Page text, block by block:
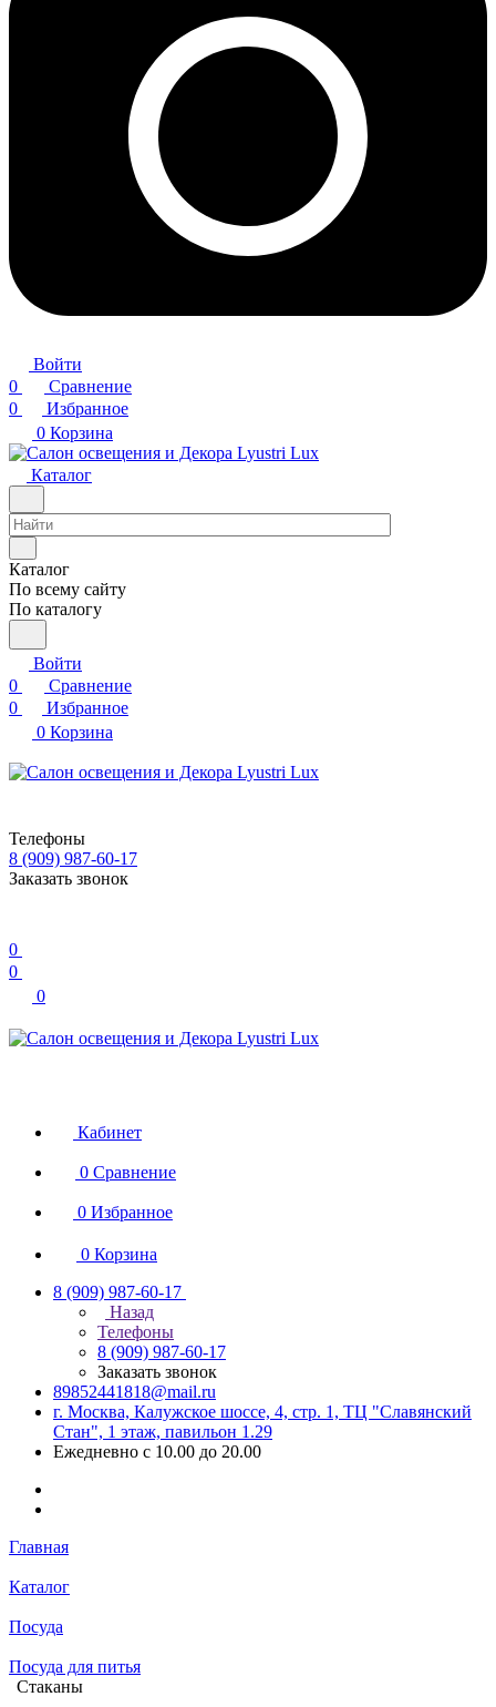
Войти
0
Сравнение
0
Избранное
0 Корзина
Каталог
Каталог
По всему сайту
По каталогу
Войти
0
Сравнение
0
Избранное
0 Корзина
Телефоны
8 (909) 987-60-17
Заказать звонок
0
0
0
Кабинет
0 Сравнение
0 Избранное
0 Корзина
8 (909) 987-60-17
Назад
Телефоны
8 (909) 987-60-17
Заказать звонок
89852441818@mail.ru
г. Москва, Калужское шоссе, 4, стр. 1, ТЦ "Славянский
Стан", 1 этаж, павильон 1.29
Ежедневно с 10.00 до 20.00
Главная
Каталог
Посуда
Посуда для питья
Стаканы